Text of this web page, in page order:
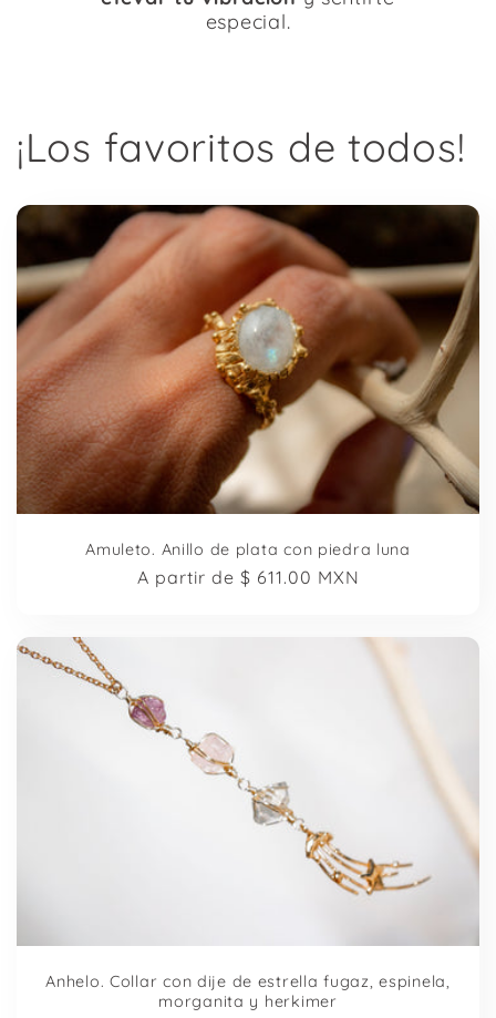
especial.
¡Los favoritos de todos!
Amuleto. Anillo de plata con piedra luna
Precio
A partir de $ 611.00 MXN
Anhelo. Collar con dije de estrella fugaz, espinela,
morganita y herkimer